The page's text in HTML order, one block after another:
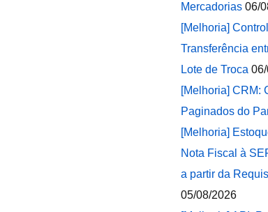
Mercadorias 06/
[Melhoria]
Transferência
Lote de Troca
[Melhoria] CRM:
Paginados do
[Melhoria]
Nota Fiscal à
a partir da
05/08/2026